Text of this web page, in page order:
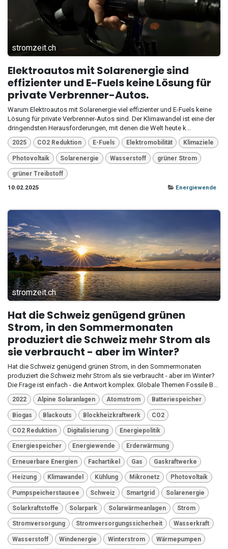
stromzeit.ch
Elektroautos mit Solarenergie sind
effizienter und E-Fuels keine Lösung für
private Verbrenner-Autos.
Warum Elektroautos mit Solarenergie viel effizienter und E-Fuels keine
Lösung für private Verbrenner-Autos sind. Der Klimawandel ist eine der
dringendsten Herausforderungen, mit denen die Welt heute k...
2025 CO2 Reduktion E-Fuels Elektromobilität Klimaziele
Photovoltaik Solarenergie Wasserstoff grüner Strom
grüner Treibstoff
10.02.2025
Energiewende
stromzeit.ch
Hat die Schweiz genügend grünen
Strom, in den Sommermonaten
produziert die Schweiz mehr Strom als
sie verbraucht - aber im Winter?
Hat die Schweiz genügend grünen Strom, in den Sommermonaten
produziert die Schweiz mehr Strom als sie verbraucht - aber im Winter?
Die Frage ist einfach - die Antwort komplex. Globale Themen Fossile B...
2022 Alpine Solaranlagen Atomstrom Batteriespeicher
Biogas Blackouts Blockheizkraftwerk CO2
CO2 Reduktion Digitalisierung Energiepolitik
Energiespeicher Energiewende Erderwärmung
Erneuerbare Energien Fachartikel Gas Gaskraftwerke
Heizung Klimawandel Kühlung Mikronetz Photovoltaik
Pumpspeicherstausee Schweiz Smartgrid Solarenergie
Solarkraftstoffe Solarpark Solarwärmeanlagen Strom
Stromversorgung Stromversorgungssicherheit Wasserkraft
Wasserstoff Windenergie Winterstrom Wärmepumpen